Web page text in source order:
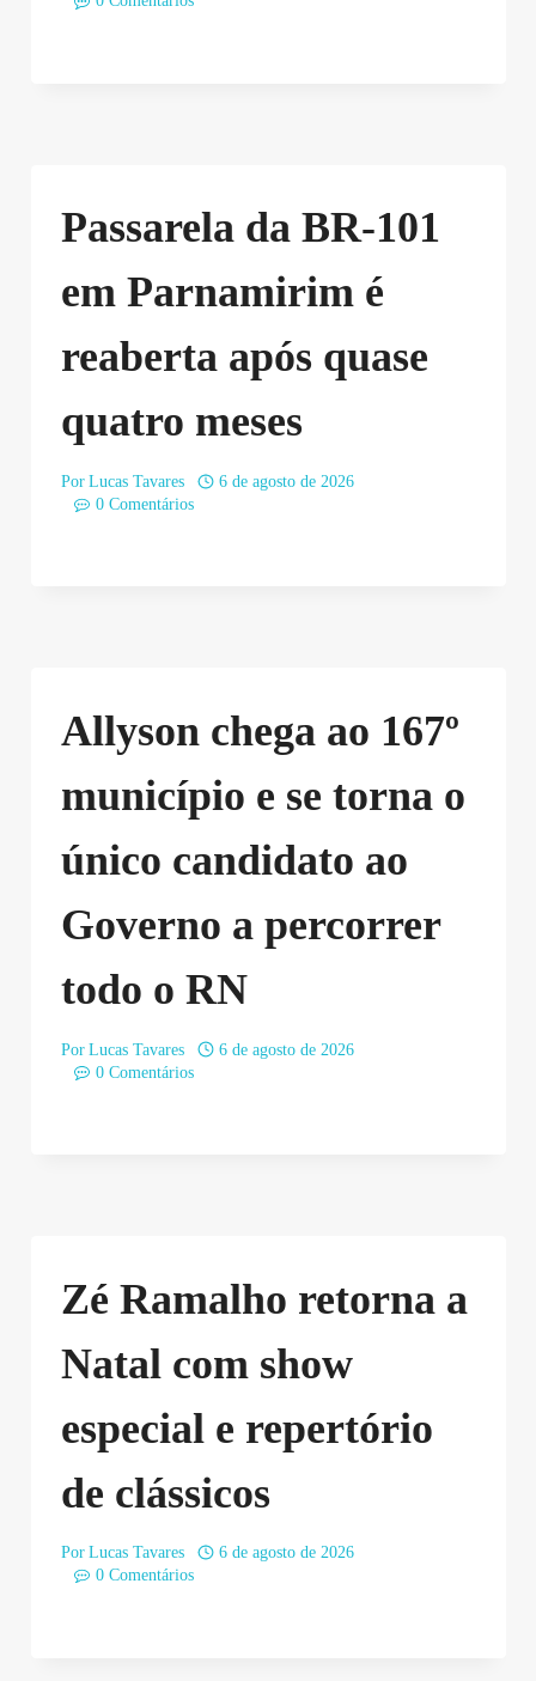
Passarela da BR-101
em Parnamirim é
reaberta após quase
quatro meses
Por Lucas Tavares
6 de agosto de 2026
0 Comentários
Allyson chega ao 167º
município e se torna o
único candidato ao
Governo a percorrer
todo o RN
Por Lucas Tavares
6 de agosto de 2026
0 Comentários
Zé Ramalho retorna a
Natal com show
especial e repertório
de clássicos
Por Lucas Tavares
6 de agosto de 2026
0 Comentários